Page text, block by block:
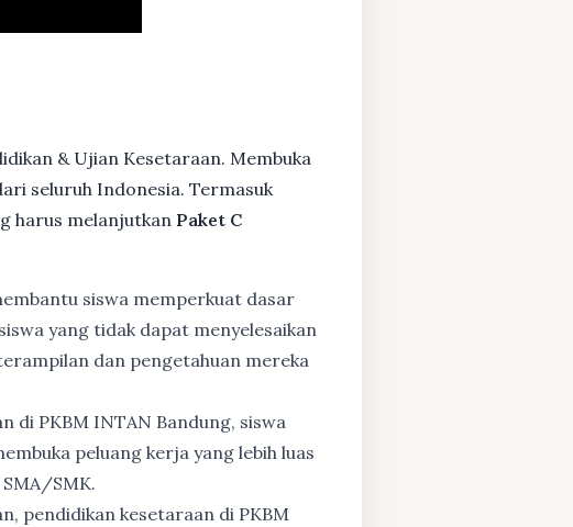
& Ujian Kesetaraan. Membuka
seluruh Indonesia. Termasuk
harus melanjutkan Paket C
siswa memperkuat dasar
yang tidak dapat menyelesaikan
dan pengetahuan mereka
di PKBM INTAN Bandung, siswa
peluang kerja yang lebih luas
SMK.
pendidikan kesetaraan di PKBM